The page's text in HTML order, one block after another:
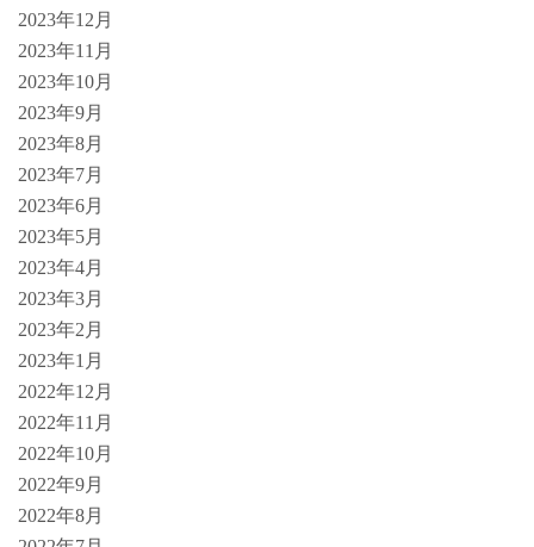
2023年12月
2023年11月
2023年10月
2023年9月
2023年8月
2023年7月
2023年6月
2023年5月
2023年4月
2023年3月
2023年2月
2023年1月
2022年12月
2022年11月
2022年10月
2022年9月
2022年8月